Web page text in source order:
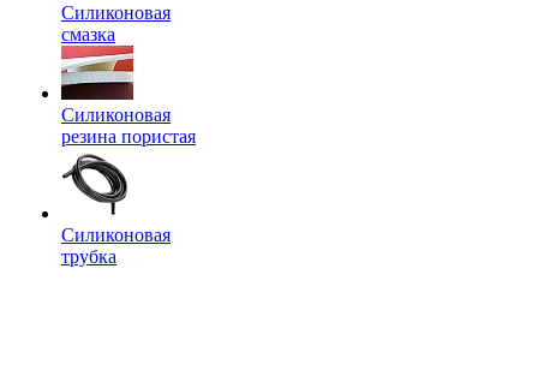
Силиконовая
смазка
Силиконовая
резина пористая
Силиконовая
трубка